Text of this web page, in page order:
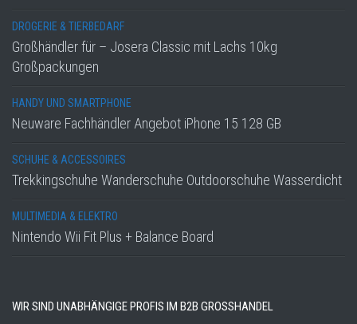
DROGERIE & TIERBEDARF
Großhändler für – Josera Classic mit Lachs 10kg
Großpackungen
HANDY UND SMARTPHONE
Neuware Fachhändler Angebot iPhone 15 128 GB
SCHUHE & ACCESSOIRES
Trekkingschuhe Wanderschuhe Outdoorschuhe Wasserdicht
MULTIMEDIA & ELEKTRO
Nintendo Wii Fit Plus + Balance Board
WIR SIND UNABHÄNGIGE PROFIS IM B2B GROSSHANDEL